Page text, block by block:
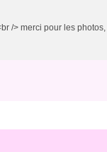
/> merci pour les photos,